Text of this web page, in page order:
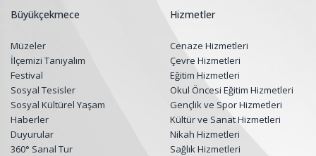
Büyükçekmece
Müzeler
İlçemizi Tanıyalım
Festival
Sosyal Tesisler
Sosyal Kültürel Yaşam
Haberler
Duyurular
360° Sanal Tur
Hizmetler
Cenaze Hizmetleri
Çevre Hizmetleri
Eğitim Hizmetleri
Okul Öncesi Eğitim Hizmetleri
Gençlik ve Spor Hizmetleri
Kültür ve Sanat Hizmetleri
Nikah Hizmetleri
Sağlık Hizmetleri